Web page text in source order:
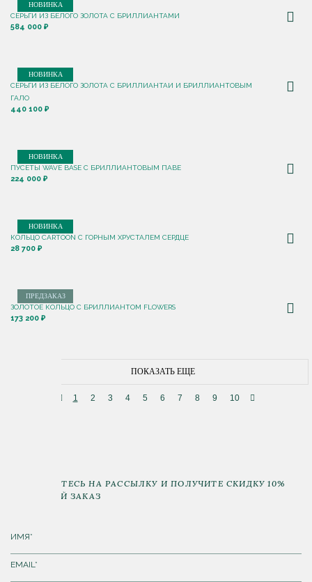
НОВИНКА
СЕРЬГИ ИЗ БЕЛОГО ЗОЛОТА С БРИЛЛИАНТАМИ
584 000 ₽
НОВИНКА
СЕРЬГИ ИЗ БЕЛОГО ЗОЛОТА С БРИЛЛИАНТАИ И БРИЛЛИАНТОВЫМ
ГАЛО
440 100 ₽
НОВИНКА
ПУСЕТЫ WAVE BASE С БРИЛЛИАНТОВЫМ ПАВЕ
224 000 ₽
НОВИНКА
КОЛЬЦО CARTOON C ГОРНЫМ ХРУСТАЛЕМ СЕРДЦЕ
28 700 ₽
ПРЕДЗАКАЗ
ЗОЛОТОЕ КОЛЬЦО С БРИЛЛИАНТОМ FLOWERS
173 200 ₽
ПОКАЗАТЬ ЕЩЕ
1 2 3 4 5 6 7 8 9 10
ПОДПИШИТЕСЬ НА РАССЫЛКУ И ПОЛУЧИТЕ СКИДКУ 10%
НА ПЕРВЫЙ ЗАКАЗ